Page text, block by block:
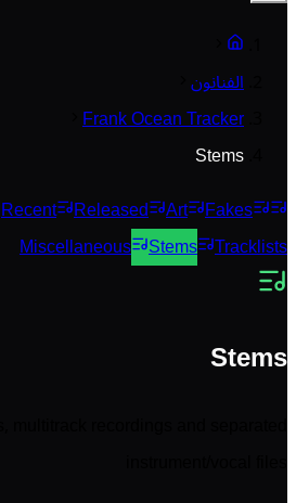
الفنانون
Frank Ocean Tracker
Stems
Recent Released Art Fakes
Miscellaneous Stems Tracklists
Stems